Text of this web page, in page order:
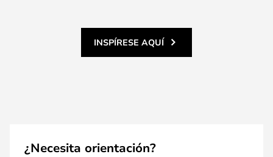
INSPÍRESE AQUÍ
¿Necesita orientación?